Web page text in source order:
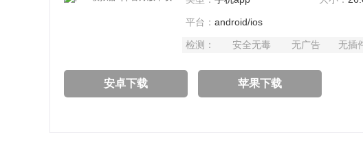
平台： android/ios
检测： 安全无毒 无广告 无插
安卓下载 苹果下载